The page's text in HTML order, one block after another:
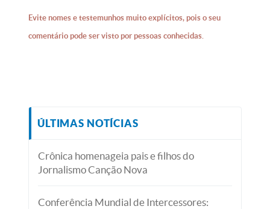
Evite nomes e testemunhos muito explícitos, pois o seu
comentário pode ser visto por pessoas conhecidas.
ÚLTIMAS NOTÍCIAS
Crônica homenageia pais e filhos do
Jornalismo Canção Nova
Conferência Mundial de Intercessores: